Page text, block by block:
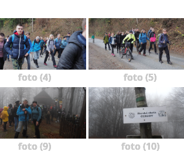
foto (4) foto (5)
foto (9) foto (10)